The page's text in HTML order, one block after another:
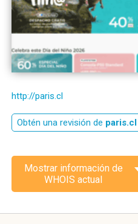
http://paris.cl
Obtén una revisión de paris.cl
Mostrar información de
WHOIS actual